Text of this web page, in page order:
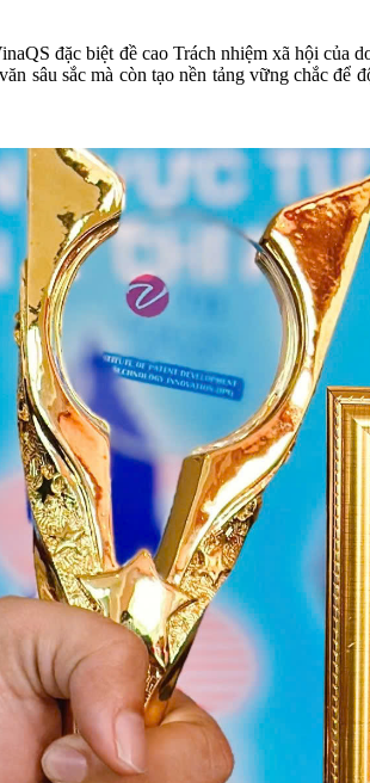
đặc biệt đề cao Trách nhiệm xã hội của
sâu sắc mà còn tạo nền tảng vững chắc